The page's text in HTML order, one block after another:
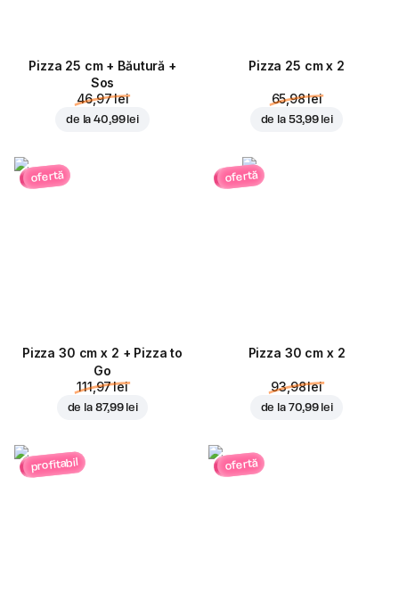
Pizza 25 cm + Băutură +
Sos
46,97 lei
de la40,99 lei
Pizza 25 cm x 2
65,98 lei
de la 53,99 lei
ofertă
Pizza 30 cm x 2 + Pizza to
Go
111,97 lei
de la 87,99 lei
ofertă
Pizza 30 cm x 2
93,98 lei
de la 70,99 lei
profitabil ofertă